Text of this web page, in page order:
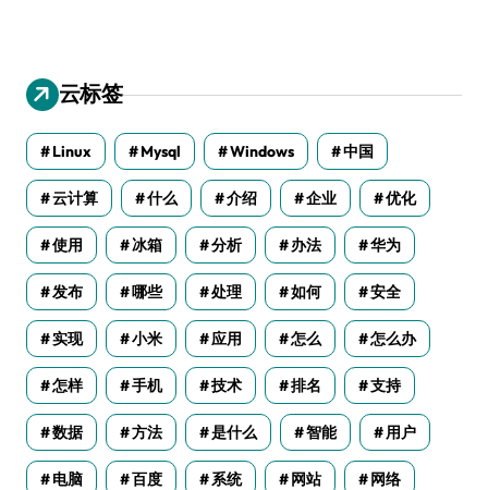
云标签
Linux Mysql Windows 中国
云计算 什么 介绍 企业 优化
使用 冰箱 分析 办法 华为
发布 哪些 处理 如何 安全
实现 小米 应用 怎么 怎么办
怎样 手机 技术 排名 支持
数据 方法 是什么 智能 用户
电脑 百度 系统 网站 网络